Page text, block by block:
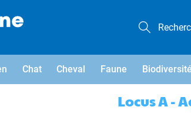
Chat Cheval Faune Biodiversité
Locus A -